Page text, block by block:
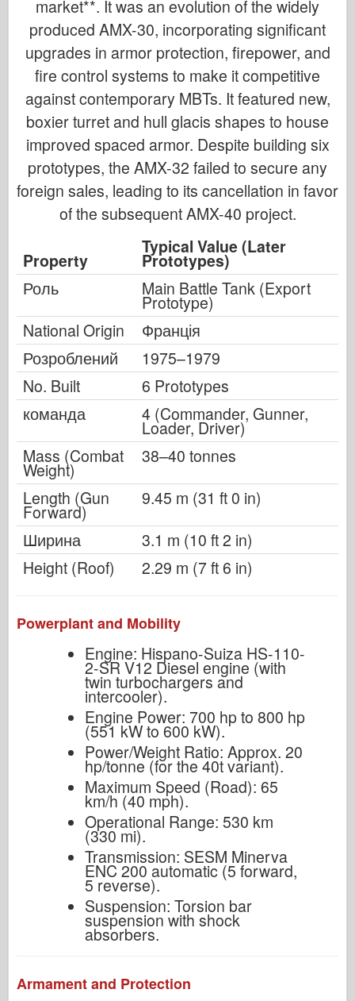
market**. It was an evolution of the widely
produced AMX-30, incorporating significant
upgrades in armor protection, firepower, and
fire control systems to make it competitive
against contemporary MBTs. It featured new,
boxier turret and hull glacis shapes to house
improved spaced armor. Despite building six
prototypes, the AMX-32 failed to secure any
foreign sales, leading to its cancellation in favor
of the subsequent AMX-40 project.
Property
Typical Value (Later
Prototypes)
Роль
Main Battle Tank (Export
Prototype)
National Origin
Франція
Розроблений
1975–1979
No. Built
6 Prototypes
команда
4 (Commander, Gunner,
Loader, Driver)
Mass (Combat
Weight)
38–40 tonnes
Length (Gun
Forward)
9.45 m (31 ft 0 in)
Ширина
3.1 m (10 ft 2 in)
Height (Roof)
2.29 m (7 ft 6 in)
Powerplant and Mobility
Engine: Hispano-Suiza HS-110-
2-SR V12 Diesel engine (with
twin turbochargers and
intercooler).
Engine Power: 700 hp to 800 hp
(551 kW to 600 kW).
Power/Weight Ratio: Approx. 20
hp/tonne (for the 40t variant).
Maximum Speed (Road): 65
km/h (40 mph).
Operational Range: 530 km
(330 mi).
Transmission: SESM Minerva
ENC 200 automatic (5 forward,
5 reverse).
Suspension: Torsion bar
suspension with shock
absorbers.
Armament and Protection